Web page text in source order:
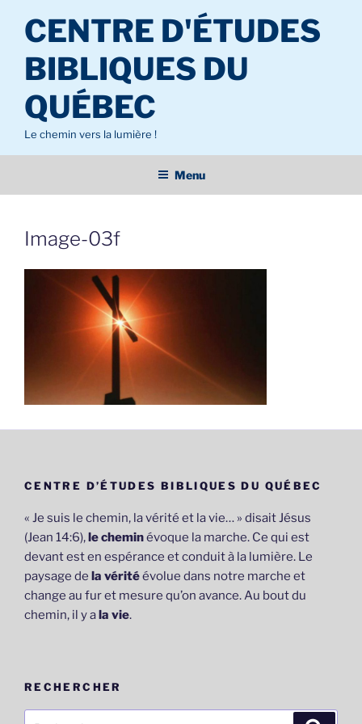
contenu
principal
CENTRE D'ÉTUDES
BIBLIQUES DU
QUÉBEC
Le chemin vers la lumière !
Menu
Image-03f
CENTRE D’ÉTUDES BIBLIQUES DU QUÉBEC
« Je suis le chemin, la vérité et la vie… » disait Jésus
(Jean 14:6),le cheminévoque la marche. Ce qui est
devant est en espérance et conduit à la lumière. Le
paysage de la véritéévolue dans notre marche et
change au fur et mesure qu’on avance. Au bout du
chemin, il y ala vie.
RECHERCHER